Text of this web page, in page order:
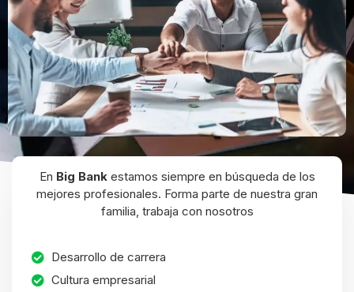
En Big Bankestamos siempre en búsqueda de los
mejores profesionales. Forma parte de nuestra gran
familia, trabaja con nosotros
Desarrollo de carrera
Cultura empresarial